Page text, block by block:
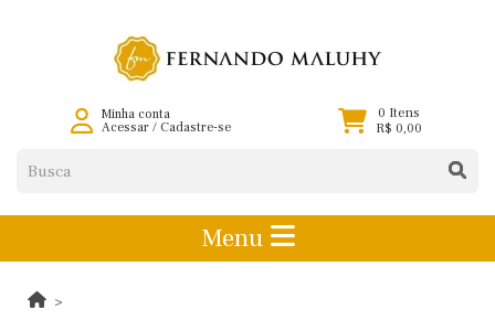
Minha conta
Acessar/ Cadastre-se
0 Itens
R$ 0,00
Menu